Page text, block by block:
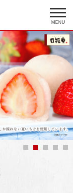
MENU